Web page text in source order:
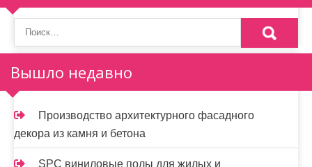
Вышло недавно
Производство архитектурного фасадного
декора из камня и бетона
SPC виниловые полы для жилых и